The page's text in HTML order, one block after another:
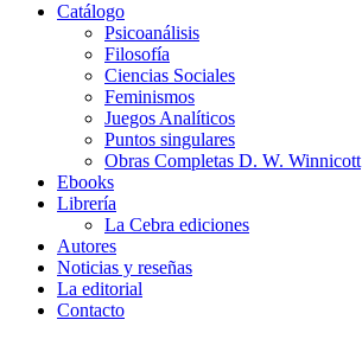
Catálogo
Psicoanálisis
Filosofía
Ciencias Sociales
Feminismos
Juegos Analíticos
Puntos singulares
Obras Completas D. W. Winnicott
Ebooks
Librería
La Cebra ediciones
Autores
Noticias y reseñas
La editorial
Contacto